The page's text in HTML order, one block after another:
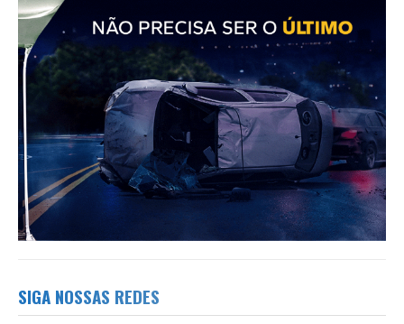
SIGA NOSSAS REDES